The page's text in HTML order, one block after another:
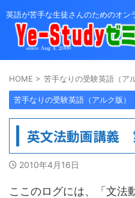
英語が苦手な生徒さんのためのオン
HOME > 苦手なりの受験英語（ア
苦手なりの受験英語（アルク版）
英文法動画講義
2010年4月16日
ここのログには、「文法